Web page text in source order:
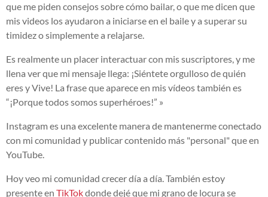
que me piden consejos sobre cómo bailar, o que me dicen que
mis videos los ayudaron a iniciarse en el baile y a superar su
timidez o simplemente a relajarse.
Es realmente un placer interactuar con mis suscriptores, y me
llena ver que mi mensaje llega: ¡Siéntete orgulloso de quién
eres y Vive! La frase que aparece en mis vídeos también es
“¡Porque todos somos superhéroes!” »
Instagram es una excelente manera de mantenerme conectado
con mi comunidad y publicar contenido más "personal" que en
YouTube.
Hoy veo mi comunidad crecer día a día. También estoy
presente en TikTokdonde dejé que mi grano de locura se